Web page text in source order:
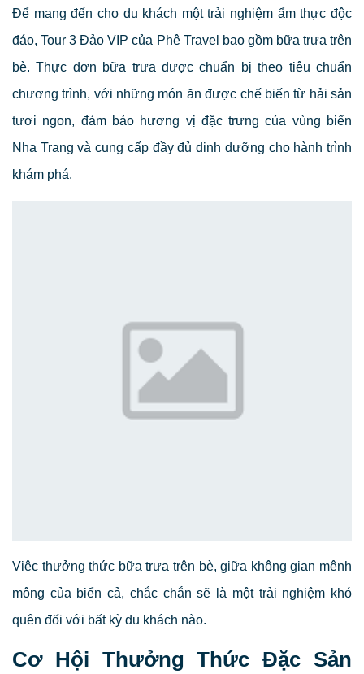
Để mang đến cho du khách một trải nghiệm ẩm thực độc
đáo, Tour 3 Đảo VIP của Phê Travel bao gồm bữa trưa trên
bè. Thực đơn bữa trưa được chuẩn bị theo tiêu chuẩn
chương trình, với những món ăn được chế biến từ hải sản
tươi ngon, đảm bảo hương vị đặc trưng của vùng biển
Nha Trang và cung cấp đầy đủ dinh dưỡng cho hành trình
khám phá.
Việc thưởng thức bữa trưa trên bè, giữa không gian mênh
mông của biển cả, chắc chắn sẽ là một trải nghiệm khó
quên đối với bất kỳ du khách nào.
Cơ Hội Thưởng Thức Đặc Sản